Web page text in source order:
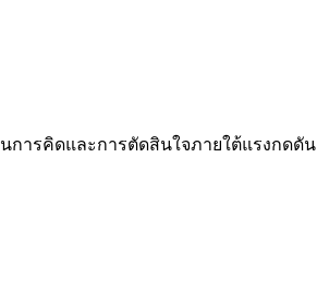
การคิดและการตัดสินใจภายใต้แรงกดดัน